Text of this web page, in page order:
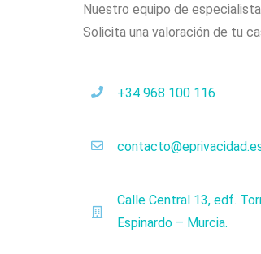
Nuestro equipo de
Solicita una valoración de tu
+34 968 100 116
Calle Central 13, edf.
Espinardo – Murcia.